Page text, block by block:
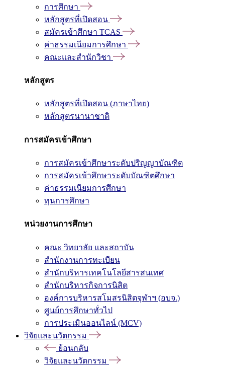
การศึกษา
หลักสูตรที่เปิดสอน
สมัครเข้าศึกษา TCAS
ค่าธรรมเนียมการศึกษา
คณะและสำนักวิชา
หลักสูตร
หลักสูตรที่เปิดสอน (ภาษาไทย)
หลักสูตรนานาชาติ
การสมัครเข้าศึกษา
การสมัครเข้าศึกษาระดับปริญญาบัณฑิต
การสมัครเข้าศึกษาระดับบัณฑิตศึกษา
ค่าธรรมเนียมการศึกษา
ทุนการศึกษา
หน่วยงานการศึกษา
คณะ วิทยาลัย และสถาบัน
สำนักงานการทะเบียน
สำนักบริหารเทคโนโลยีสารสนเทศ
สำนักบริหารกิจการนิสิต
องค์การบริหารสโมสรนิสิตจุฬาฯ (อบจ.)
ศูนย์การศึกษาทั่วไป
การประเมินออนไลน์ (MCV)
วิจัยและนวัตกรรม
ย้อนกลับ
วิจัยและนวัตกรรม